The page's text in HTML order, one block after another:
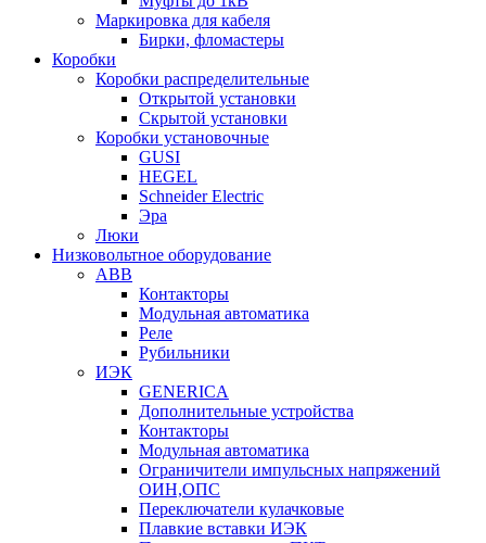
Маркировка для кабеля
Бирки, фломастеры
Коробки
Коробки распределительные
Открытой установки
Скрытой установки
Коробки установочные
GUSI
HEGEL
Schneider Electric
Эра
Люки
Низковольтное оборудование
ABB
Контакторы
Модульная автоматика
Реле
Рубильники
ИЭК
GENERICA
Дополнительные устройства
Контакторы
Модульная автоматика
Ограничители импульсных напряжений
ОИН,ОПС
Переключатели кулачковые
Плавкие вставки ИЭК